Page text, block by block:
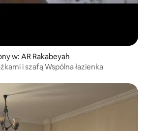
w: AR Rakabeyah
Pokój z dwoma łóżkami i szafą Wspólna łazienka